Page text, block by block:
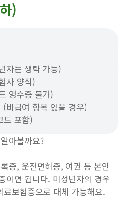
)
자는 생략 가능)
사 양식)
영수증 불가)
비급여 항목 있을 경우)
드 포함)
아볼까요?
증, 운전면허증, 여권 등 본인
이면 됩니다. 미성년자의 경우
료보험증으로 대체 가능해요.